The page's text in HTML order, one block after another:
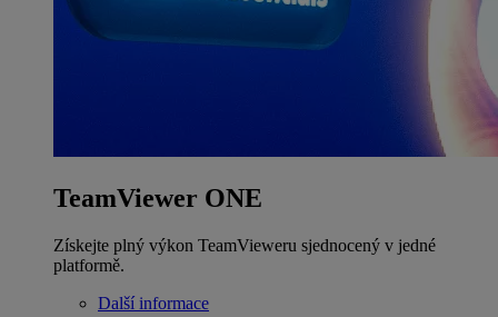
TeamViewer ONE
Získejte plný výkon TeamVieweru sjednocený v jedné
platformě.
Další informace